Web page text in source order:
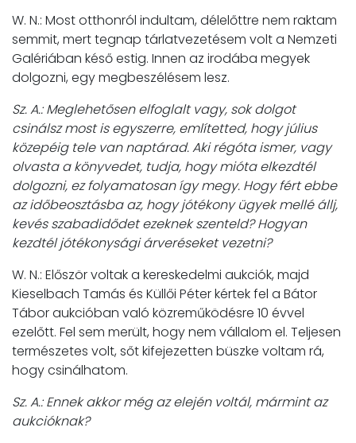
W. N.: Most otthonról indultam, délelőttre nem raktam
semmit, mert tegnap tárlatvezetésem volt a Nemzeti
Galériában késő estig. Innen az irodába megyek
dolgozni, egy megbeszélésem lesz.
Sz. A.: Meglehetősen elfoglalt vagy, sok dolgot
csinálsz most is egyszerre, említetted, hogy július
közepéig tele van naptárad. Aki régóta ismer, vagy
olvasta a könyvedet, tudja, hogy mióta elkezdtél
dolgozni, ez folyamatosan így megy. Hogy fért ebbe
az időbeosztásba az, hogy jótékony ügyek mellé állj,
kevés szabadidődet ezeknek szenteld? Hogyan
kezdtél jótékonysági árveréseket vezetni?
W. N.: Először voltak a kereskedelmi aukciók, majd
Kieselbach Tamás és Küllői Péter kértek fel a Bátor
Tábor aukcióban való közreműködésre 10 évvel
ezelőtt. Fel sem merült, hogy nem vállalom el. Teljesen
természetes volt, sőt kifejezetten büszke voltam rá,
hogy csinálhatom.
Sz. A.: Ennek akkor még az elején voltál, mármint az
aukcióknak?